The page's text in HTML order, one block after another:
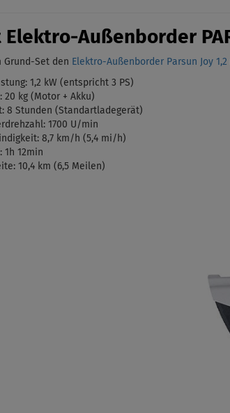
Außenborder
Grund-Set den Elektro-Außenborder Parsun Joy 1,2
1,2 kW (entspricht 3 PS)
20 kg (Motor + Akku)
8 Stunden (Standartladegerät)
1700 U/min
8,7 km/h (5,4 mi/h)
1h 12min
10,4 km (6,5 Meilen)